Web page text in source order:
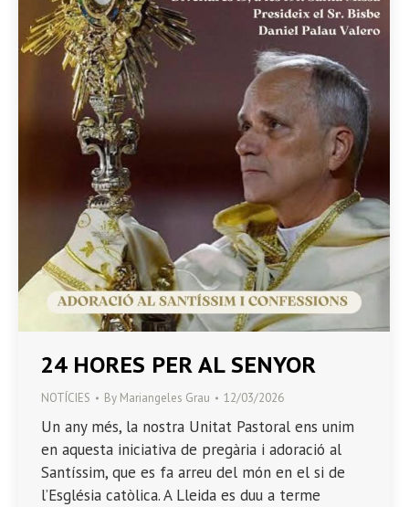
24 HORES PER AL SENYOR
NOTÍCIES By Mariangeles Grau 12/03/2026
Un any més, la nostra Unitat Pastoral ens unim
en aquesta iniciativa de pregària i adoració al
Santíssim, que es fa arreu del món en el si de
l’Església catòlica. A Lleida es duu a terme